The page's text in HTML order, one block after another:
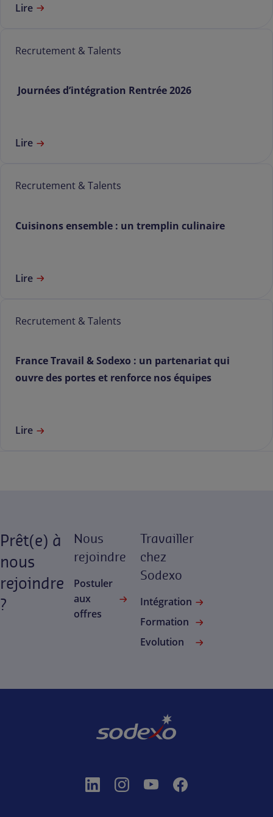
Lire
Recrutement & Talents
Journées d’intégration Rentrée 2026
Lire
Recrutement & Talents
Cuisinons ensemble : un tremplin culinaire
Lire
Recrutement & Talents
France Travail & Sodexo : un partenariat qui
ouvre des portes et renforce nos équipes
Lire
Prêt(e) à
nous
rejoindre
?
Nous
rejoindre
Postuler
aux
offres
Travailler
chez
Sodexo
Intégration
Formation
Evolution